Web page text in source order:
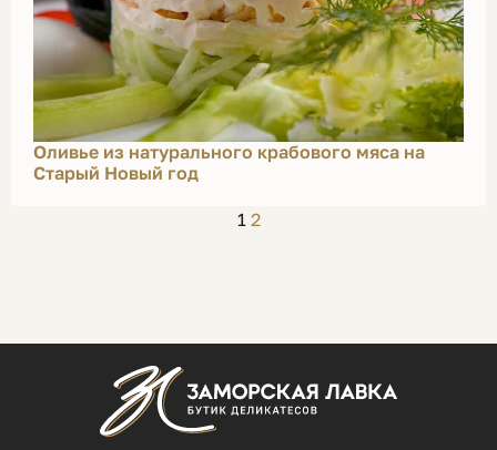
Оливье из натурального крабового мяса на
Старый Новый год
1 2